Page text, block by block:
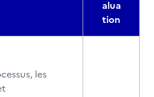
alua
tion
les